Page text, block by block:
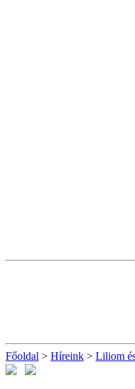
Főoldal > Híreink > Liliom